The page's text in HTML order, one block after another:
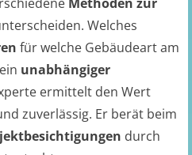
Welches
für welche Gebäudeart am
unabhängiger
ermittelt den Wert
zuverlässig. Er berät beim
durch